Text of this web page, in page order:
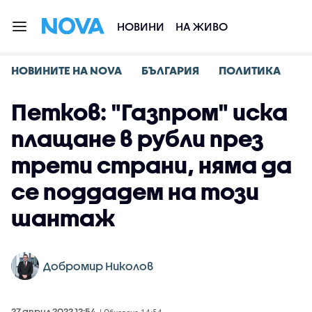
НОВИНИ НА ЖИВО
НОВИНИТЕ НА NOVA БЪЛГАРИЯ ПОЛИТИКА
Петков: "Газпром" иска
плащане в рубли през
трети страни, няма да
се поддадем на този
шантаж
Добромир Николов